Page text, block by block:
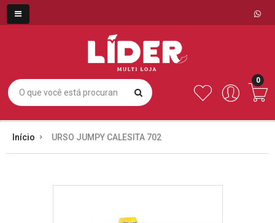
0
Início URSO JUMPY CALESITA 702